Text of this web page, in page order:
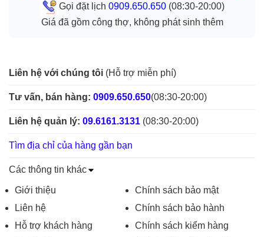
Gọi đặt lịch 0909.650.650(08:30-20:00)
Giá đã gồm công thợ, không phát sinh thêm
Liên hệ với chúng tôi (Hỗ trợ miễn phí)
Tư vấn, bán hàng: 0909.650.650(08:30-20:00)
Liên hệ quản lý: 09.6161.3131 (08:30-20:00)
Tìm địa chỉ của hàng gần bạn
Các thông tin khác
Giới thiệu
Liên hệ
Hỗ trợ khách hàng
Chính sách bảo mật
Chính sách bảo hành
Chính sách kiểm hàng